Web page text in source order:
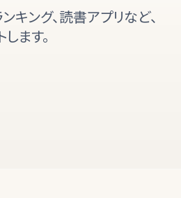
キング、読書アプリなど、
ます。